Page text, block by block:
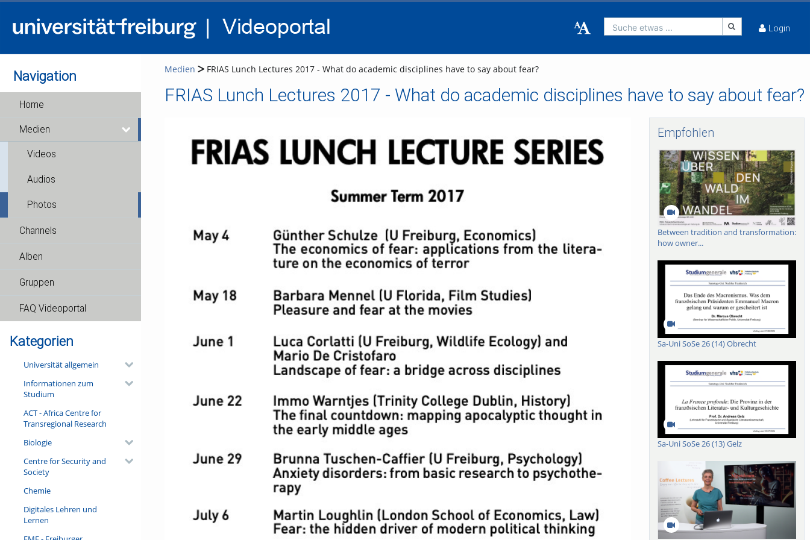
Suche etwas ... Login
Navigation
Home
Medien
Videos
Audios
Photos
Channels
Alben
Gruppen
FAQ Videoportal
Kategorien
Universität allgemein
Informationen zum
Studium
ACT - Africa Centre for
Transregional Research
Biologie
Centre for Security and
Society
Chemie
Digitales Lehren und
Lernen
Medien FRIAS Lunch Lectures 2017 - What do academic disciplines have to say about fear?
FRIAS Lunch Lectures 2017 - What do academic disciplines have to say about fear?
Empfohlen
Between tradition and transformation:
how owner...
Sa-Uni SoSe 26 (14) Obrecht
Sa-Uni SoSe 26 (13) Gelz